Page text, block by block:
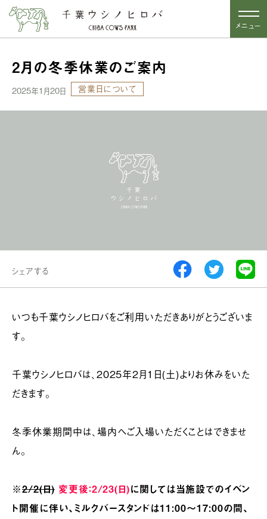
メニュー
2月の冬季休業のご案内
2025年1月20日 営業日について
シェアする
いつも千葉ウシノヒロバをご利用いただきありがとうございま
す。
千葉ウシノヒロバは、2025年2月1日(土)よりお休みをいた
だきます。
冬季休業期間中は、場内へご入場いただくことはできませ
ん。
※2/2(日) 変更後：2/23(日)に関しては当施設でのイベン
ト開催に伴い、ミルクバースタンドは11:00～17:00の間、